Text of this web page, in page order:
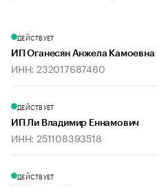
ДЕЙСТВУЕТ
ИП Оганесян Анжела Камоевна
ИНН: 232017687460
ДЕЙСТВУЕТ
ИП Ли Владимир Еннамович
ИНН: 251108393518
ДЕЙСТВУЕТ